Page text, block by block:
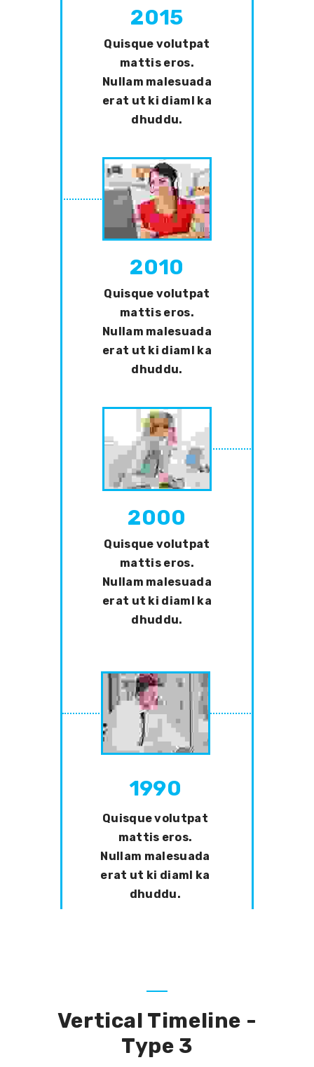
2015
Quisque volutpat
mattis eros.
Nullam malesuada
erat ut ki diaml ka
dhuddu.
2010
Quisque volutpat
mattis eros.
Nullam malesuada
erat ut ki diaml ka
dhuddu.
2000
Quisque volutpat
mattis eros.
Nullam malesuada
erat ut ki diaml ka
dhuddu.
1990
Quisque volutpat
mattis eros.
Nullam malesuada
erat ut ki diaml ka
dhuddu.
Vertical Timeline -
Type 3